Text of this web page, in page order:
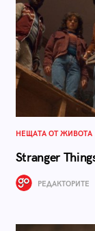
НЕЩАТА ОТ ЖИВОТА
Stranger
РЕДАКТОРИТЕ